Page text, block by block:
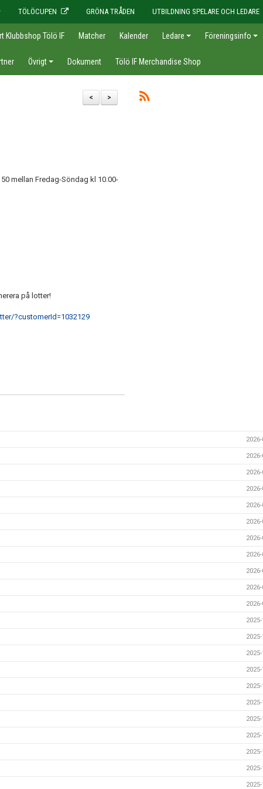
TÖLÖCUPEN GRÖNA TRÅDEN UTBILDNING SPELARE OCH LEDARE
Klubbshop Tölö IF Matcher Kalender Ledare Föreningsinfo
Övrigt Dokument Tölö IF Merchandise Shop
>
<
mellan Fredag-Söndag kl 10.00-
på lotter!
?customerId=1032129